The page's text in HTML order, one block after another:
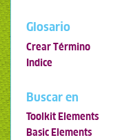
Glosario
Crear Término
Indice
Buscar en
Toolkit Elements
Basic Elements